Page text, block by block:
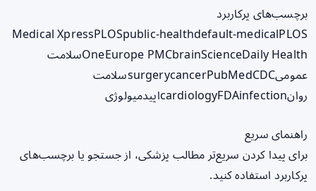
برچسب‌های پرکاربرد
Medical XpressPLOSpublic-healthdefault-medicalPLOS
OneEurope PMCbrainScienceDaily Health
سلامت
عمومی
surgerycancerPubMedCDC
سلامت
روان
cardiologyFDAinfection اپیدمیولوژی
راهنمای سریع
برای پیدا کردن سریع‌تر مطالب پزشکی، از جستجو یا برچسب‌های
پرکاربرد استفاده کنید.